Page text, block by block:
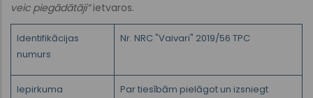
veic piegādātāji”ietvaros.
Identifikācijas
numurs
Nr. NRC "Vaivari" 2019/56 TPC
Iepirkuma
Par tiesībām pielāgot un izsniegt